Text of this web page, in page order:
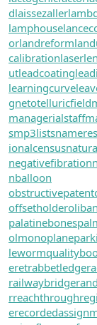
dlaissezaller
lamphouse
orlandreform
calibration
utleadcoating
learningcurve
gnetotelluricfield
managerialstaff
smp3lists
ionalcensus
negativefibration
nballoon
obstructivepatent
offsetholder
palatinebones
olmonoplane
leworm
eretrabbetledge
railwaybridge
r
e